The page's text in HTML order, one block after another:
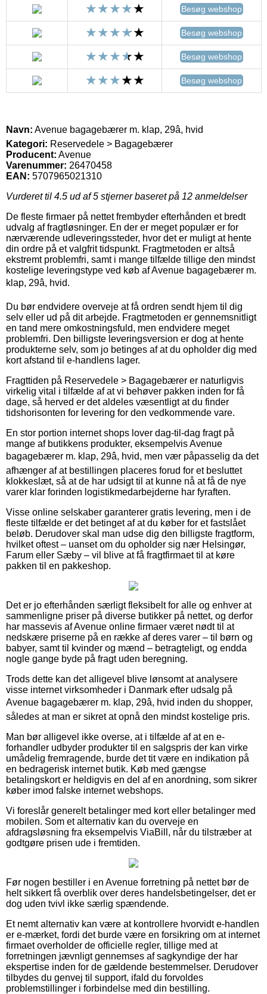
Besøg webshop
Besøg webshop
Besøg webshop
Besøg webshop
Navn: Avenue bagagebærer m. klap, 29â, hvid
Kategori: Reservedele > Bagagebærer
Producent: Avenue
Varenummer: 26470458
EAN: 5707965021310
Vurderet til 4.5 ud af 5 stjerner baseret på 12 anmeldelser
De fleste firmaer på nettet frembyder efterhånden et bredt
udvalg af fragtløsninger. En der er meget populær er for
nærværende udleveringssteder, hvor det er muligt at hente
din ordre på et valgfrit tidspunkt. Fragtmetoden er altså
ekstremt problemfri, samt i mange tilfælde tillige den mindst
kostelige leveringstype ved køb af Avenue bagagebærer m.
klap, 29â, hvid.
Du bør endvidere overveje at få ordren sendt hjem til dig
selv eller ud på dit arbejde. Fragtmetoden er gennemsnitligt
en tand mere omkostningsfuld, men endvidere meget
problemfri. Den billigste leveringsversion er dog at hente
produkterne selv, som jo betinges af at du opholder dig med
kort afstand til e-handlens lager.
Fragttiden på Reservedele > Bagagebærer er naturligvis
virkelig vital i tilfælde af at vi behøver pakken inden for få
dage, så herved er det aldeles væsentligt at du finder
tidshorisonten for levering for den vedkommende vare.
En stor portion internet shops lover dag-til-dag fragt på
mange af butikkens produkter, eksempelvis Avenue
bagagebærer m. klap, 29â, hvid, men vær påpasselig da det
afhænger af at bestillingen placeres forud for et besluttet
klokkeslæt, så at de har udsigt til at kunne nå at få de nye
varer klar forinden logistikmedarbejderne har fyraften.
Visse online selskaber garanterer gratis levering, men i de
fleste tilfælde er det betinget af at du køber for et fastslået
beløb. Derudover skal man udse dig den billigste fragtform,
hvilket oftest – uanset om du opholder sig nær Helsingør,
Farum eller Sæby – vil blive at få fragtfirmaet til at køre
pakken til en pakkeshop.
Det er jo efterhånden særligt fleksibelt for alle og enhver at
sammenligne priser på diverse butikker på nettet, og derfor
har massevis af Avenue online firmaer været nødt til at
nedskære priserne på en række af deres varer – til børn og
babyer, samt til kvinder og mænd – betragteligt, og endda
nogle gange byde på fragt uden beregning.
Trods dette kan det alligevel blive lønsomt at analysere
visse internet virksomheder i Danmark efter udsalg på
Avenue bagagebærer m. klap, 29â, hvid inden du shopper,
således at man er sikret at opnå den mindst kostelige pris.
Man bør alligevel ikke overse, at i tilfælde af at en e-
forhandler udbyder produkter til en salgspris der kan virke
umådelig fremragende, burde det tit være en indikation på
en bedragerisk internet butik. Køb med gængse
betalingskort er heldigvis en del af en anordning, som sikrer
køber imod falske internet webshops.
Vi foreslår generelt betalinger med kort eller betalinger med
mobilen. Som et alternativ kan du overveje en
afdragsløsning fra eksempelvis ViaBill, når du tilstræber at
godtgøre prisen ude i fremtiden.
Før nogen bestiller i en Avenue forretning på nettet bør de
helt sikkert få overblik over deres handelsbetingelser, det er
dog uden tvivl ikke særlig spændende.
Et nemt alternativ kan være at kontrollere hvorvidt e-handlen
er e-mærket, fordi det burde være en forsikring om at internet
firmaet overholder de officielle regler, tillige med at
forretningen jævnligt gennemses af sagkyndige der har
ekspertise inden for de gældende bestemmelser. Derudover
tilbydes du genvej til support, ifald du forvoldes
problemstillinger i forbindelse med din bestilling.